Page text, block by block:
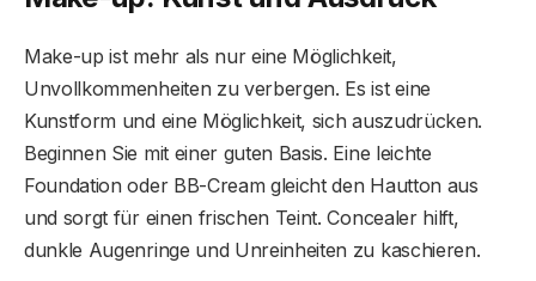
Make-up ist mehr als nur eine Möglichkeit,
Unvollkommenheiten zu verbergen. Es ist eine
Kunstform und eine Möglichkeit, sich auszudrücken.
Beginnen Sie mit einer guten Basis. Eine leichte
Foundation oder BB-Cream gleicht den Hautton aus
und sorgt für einen frischen Teint. Concealer hilft,
dunkle Augenringe und Unreinheiten zu kaschieren.